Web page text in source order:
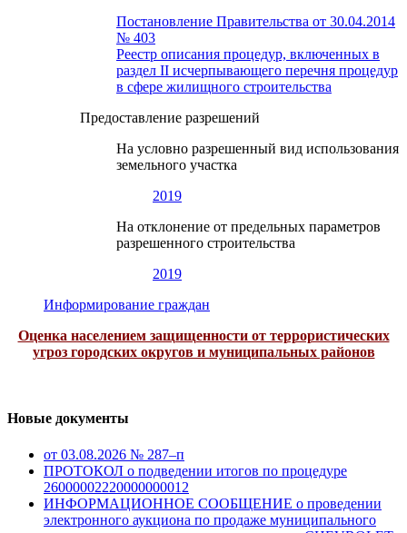
Постановление Правительства от 30.04.2014
№ 403
Реестр описания процедур, включенных в
раздел II исчерпывающего перечня процедур
в сфере жилищного строительства
Предоставление разрешений
На условно разрешенный вид использования
земельного участка
2019
На отклонение от предельных параметров
разрешенного строительства
2019
Информирование граждан
Оценка населением защищенности от террористических
угроз городских округов и муниципальных районов
Новые документы
от 03.08.2026 № 287–п
ПРОТОКОЛ о подведении итогов по процедуре
26000002220000000012
ИНФОРМАЦИОННОЕ СООБЩЕНИЕ о проведении
электронного аукциона по продаже муниципального